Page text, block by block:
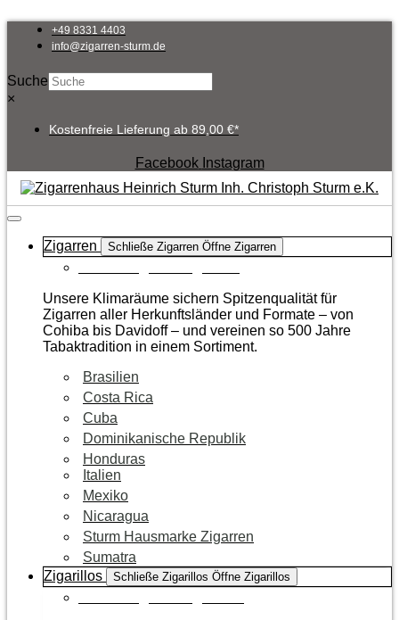
Inhalt
springen
+49 8331 4403
info@zigarren-sturm.de
Suche
×
Kostenfreie Lieferung ab 89,00 €*
Facebook Instagram
Zigarren Schließe Zigarren Öffne Zigarren
Unsere Klimaräume sichern Spitzenqualität für
Zigarren aller Herkunftsländer und Formate – von
Cohiba bis Davidoff – und vereinen so 500 Jahre
Tabaktradition in einem Sortiment.
Brasilien
Costa Rica
Cuba
Dominikanische Republik
Honduras
Italien
Mexiko
Nicaragua
Sturm Hausmarke Zigarren
Sumatra
Zigarillos
Schließe Zigarillos Öffne Zigarillos